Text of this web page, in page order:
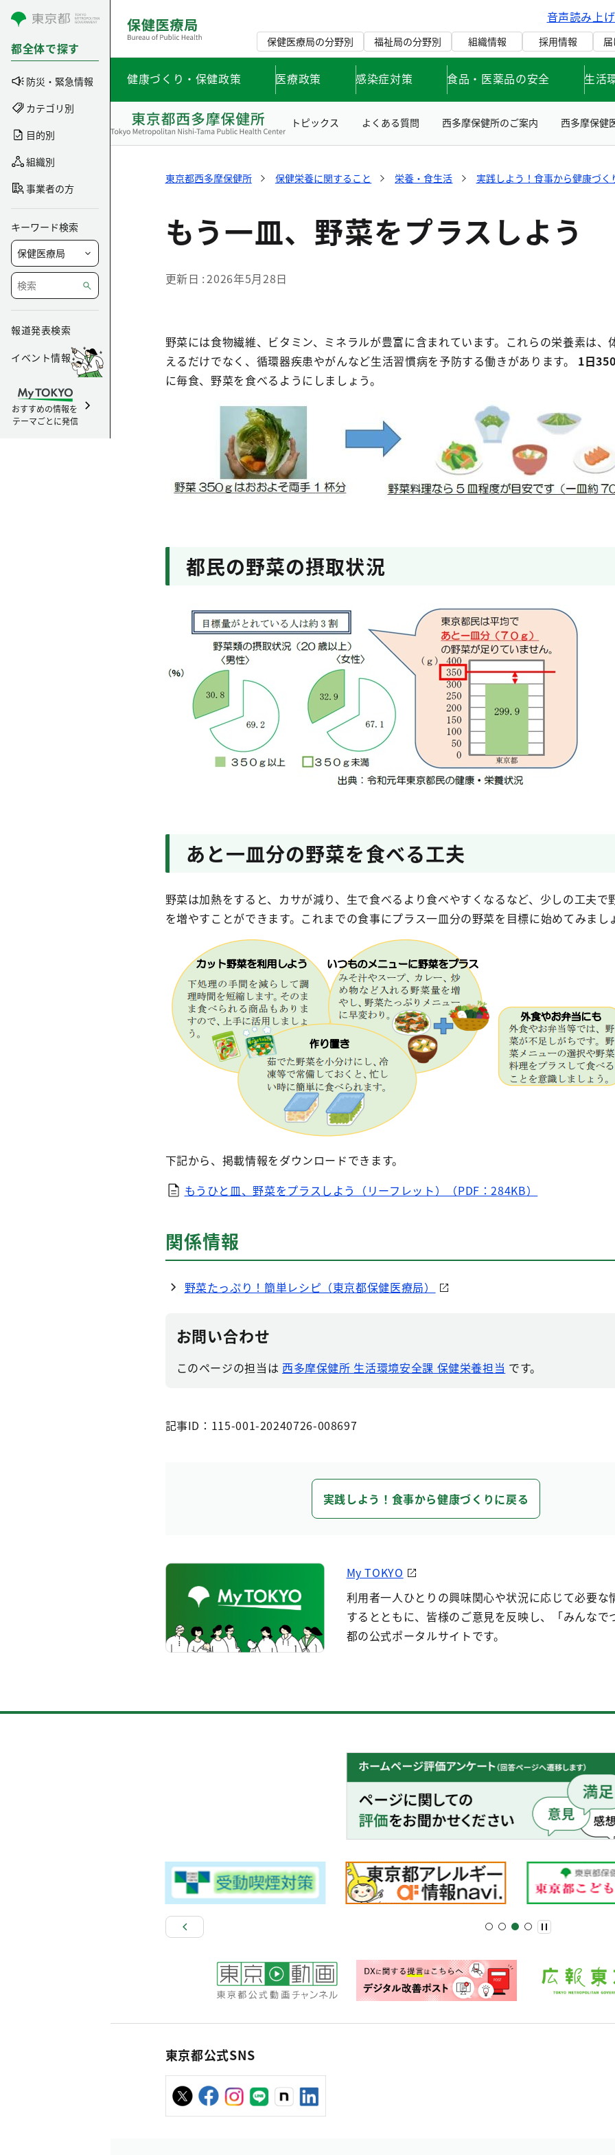
コンテンツにスキップ
都全体で探す
防災・緊急情報
カテゴリ別
目的別
組織別
事業者の方
キーワード検索
報道発表検索
イベント情報
おすすめの情報を
テーマごとに発信
音声読み上
保健医療局の分野別 福祉局の分野別 組織情報 採用情報
健康づくり・保健政策 医療政策 感染症対策 食品・医薬品の安全 生活
トピックス よくある質問 西多摩保健所のご案内 西多摩保健
東京都西多摩保健所 保健栄養に関すること 栄養・食生活 実践しよう！食事から健康づく
もう一皿、野菜をプラスしよう
更新日 2026年5月28日
野菜には食物繊維、ビタミン、ミネラルが豊富に含まれています。これらの栄養素は、
えるだけでなく、循環器疾患やがんなど生活習慣病を予防する働きがあります。 1日
に毎食、野菜を食べるようにしましょう。
都民の野菜の摂取状況
あと一皿分の野菜を食べる工夫
野菜は加熱をすると、カサが減り、生で食べるより食べやすくなるなど、少しの工夫で
を増やすことができます。これまでの食事にプラス一皿分の野菜を目標に始めてみまし
下記から、掲載情報をダウンロードできます。
もうひと皿、野菜をプラスしよう（リーフレット）（PDF：284KB）
関係情報
野菜たっぷり！簡単レシピ（東京都保健医療局）
お問い合わせ
このページの担当は 西多摩保健所 生活環境安全課 保健栄養担当 です。
記事ID：115-001-20240726-008697
実践しよう！食事から健康づくりに戻る
My TOKYO
利用者一人ひとりの興味関心や状況に応じて必要な
するとともに、皆様のご意見を反映し、「みんなで
都の公式ポータルサイトです。
東京都公式SNS